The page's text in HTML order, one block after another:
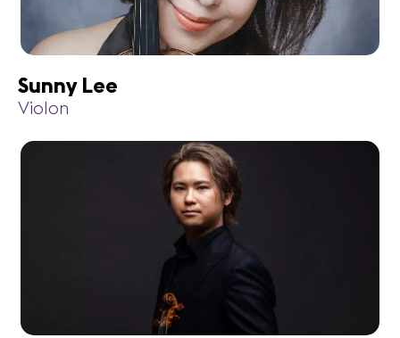
Sunny Lee
Violon